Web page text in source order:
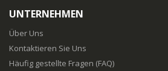
UNTERNEHMEN
Über Uns
Kontaktieren Sie Uns
Häufig gestellte Fragen (FAQ)